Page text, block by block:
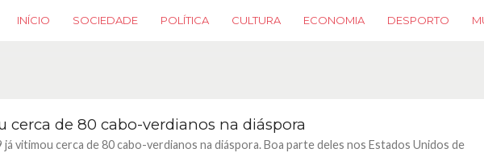
INÍCIO SOCIEDADE POLÍTICA CULTURA ECONOMIA DESPORTO
cerca de 80 cabo-verdianos na diáspora
já vitimou cerca de 80 cabo-verdianos na diáspora. Boa parte deles nos Estados Unidos de